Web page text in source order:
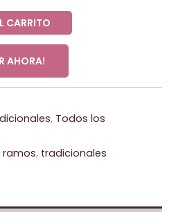
CARRITO
AHORA!
, Todos los
ramos, tradicionales